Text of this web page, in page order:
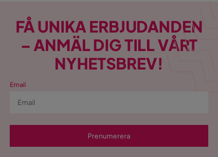
FÅ UNIKA ERBJUDANDEN
– ANMÄL DIG TILL VÅRT
NYHETSBREV!
Email
Prenumerera